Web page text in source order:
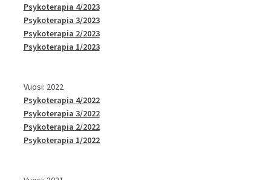
Psykoterapia 4/2023
Psykoterapia 3/2023
Psykoterapia 2/2023
Psykoterapia 1/2023
Vuosi: 2022
Psykoterapia 4/2022
Psykoterapia 3/2022
Psykoterapia 2/2022
Psykoterapia 1/2022